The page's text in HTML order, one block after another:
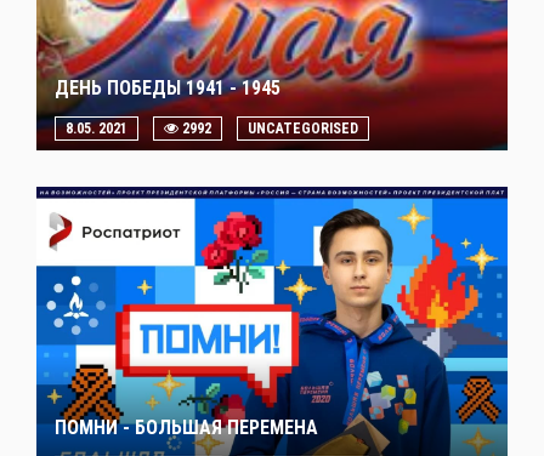
ДЕНЬ ПОБЕДЫ 1941 - 1945
8.05. 2021 2992 UNCATEGORISED
ПОМНИ - БОЛЬШАЯ ПЕРЕМЕНА